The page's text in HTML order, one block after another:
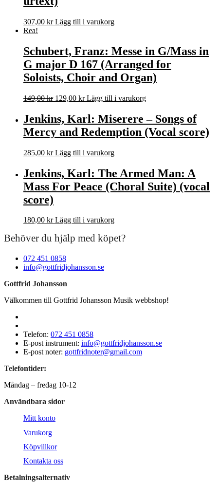
307,00 kr Lägg till i varukorg
Rea!
Schubert, Franz: Messe in G/Mass in
G major D 167 (Arranged for
Soloists, Choir and Organ)
149,00kr Det
priset
var:
149,00 kr.
129,00 krDet
priset
är:
129,00 kr.
Lägg till i varukorg
Jenkins, Karl: Miserere – Songs of
Mercy and Redemption (Vocal score)
285,00 kr Lägg till i varukorg
Jenkins, Karl: The Armed Man: A
Mass For Peace (Choral Suite) (vocal
score)
180,00 kr Lägg till i varukorg
Behöver du hjälp med köpet?
072 451 0858
info@gottfridjohansson.se
Gottfrid Johansson
Välkommen till Gottfrid Johansson Musik webbshop!
Telefon: 072 451 0858
E-post instrument: info@gottfridjohansson.se
E-post noter: gottfridnoter@gmail.com
Telefontider:
Måndag – fredag 10-12
Användbara sidor
Mitt konto
Varukorg
Köpvillkor
Kontakta oss
Betalningsalternativ